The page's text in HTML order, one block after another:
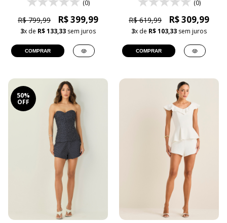
(0)
R$ 799,99 R$ 399,99
3x de R$ 133,33 sem juros
COMPRAR
(0)
R$ 619,99 R$ 309,99
3x de R$ 103,33 sem juros
COMPRAR
50%
OFF